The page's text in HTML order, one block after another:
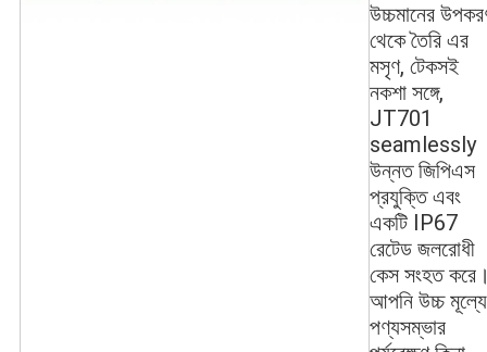
উচ্চমানের
থেকে তৈরি এর
মসৃণ, টেকসই
নকশা সঙ্গে,
JT701
seamlessly
উন্নত জিপিএস
প্রযুক্তি এবং
একটি IP67
রেটেড জলরোধী
কেস সংহত
আপনি উচ্চ
পণ্যসম্ভার